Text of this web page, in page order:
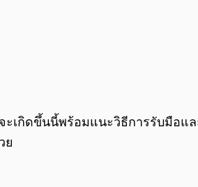
เกิดขึ้นนี้พร้อมแนะวิธีการรับมือแ
ย